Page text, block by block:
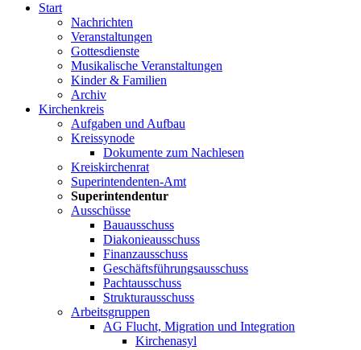
Start
Nachrichten
Veranstaltungen
Gottesdienste
Musikalische Veranstaltungen
Kinder & Familien
Archiv
Kirchenkreis
Aufgaben und Aufbau
Kreissynode
Dokumente zum Nachlesen
Kreiskirchenrat
Superintendenten-Amt
Superintendentur
Ausschüsse
Bauausschuss
Diakonieausschuss
Finanzausschuss
Geschäftsführungsausschuss
Pachtausschuss
Strukturausschuss
Arbeitsgruppen
AG Flucht, Migration und Integration
Kirchenasyl